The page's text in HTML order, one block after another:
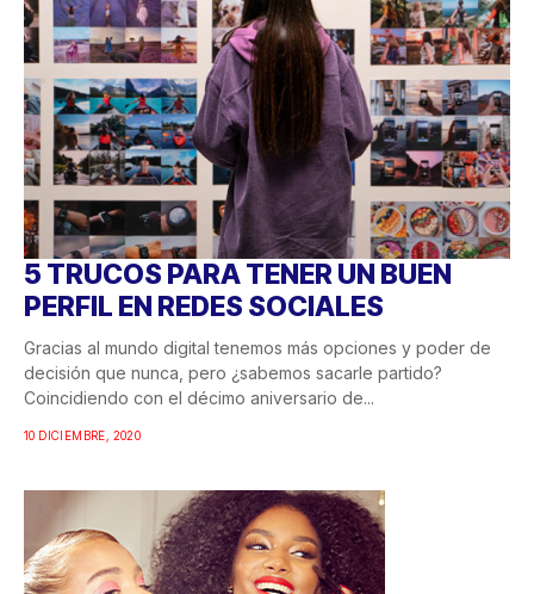
5 TRUCOS PARA TENER UN BUEN
PERFIL EN REDES SOCIALES
Gracias al mundo digital tenemos más opciones y poder de
decisión que nunca, pero ¿sabemos sacarle partido?
Coincidiendo con el décimo aniversario de...
10 DICIEMBRE, 2020